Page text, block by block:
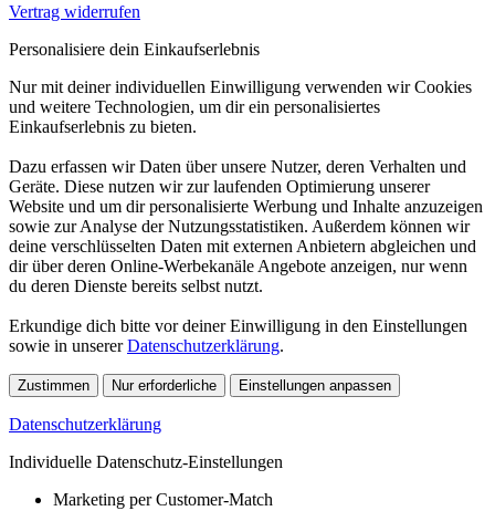
Vertrag widerrufen
Personalisiere dein Einkaufserlebnis
Nur mit deiner individuellen Einwilligung verwenden wir Cookies
und weitere Technologien, um dir ein personalisiertes
Einkaufserlebnis zu bieten.
Dazu erfassen wir Daten über unsere Nutzer, deren Verhalten und
Geräte. Diese nutzen wir zur laufenden Optimierung unserer
Website und um dir personalisierte Werbung und Inhalte anzuzeigen
sowie zur Analyse der Nutzungsstatistiken. Außerdem können wir
deine verschlüsselten Daten mit externen Anbietern abgleichen und
dir über deren Online-Werbekanäle Angebote anzeigen, nur wenn
du deren Dienste bereits selbst nutzt.
Erkundige dich bitte vor deiner Einwilligung in den Einstellungen
sowie in unsererDatenschutzerklärung.
Zustimmen Nur erforderliche Einstellungen anpassen
Datenschutzerklärung
Individuelle Datenschutz-Einstellungen
Marketing per Customer-Match